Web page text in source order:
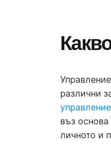
различни
въз
личното и